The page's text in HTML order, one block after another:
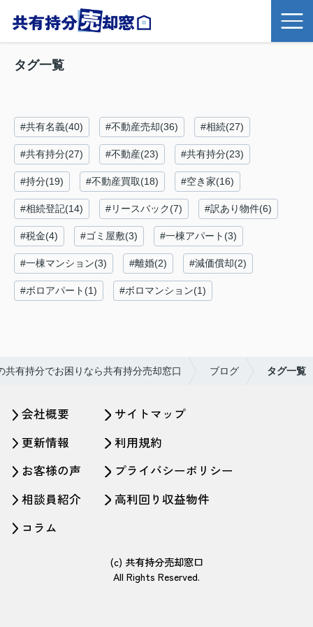
タグ一覧
#共有名義(40) #不動産売却(36) #相続(27)
#共有持分(27) #不動産(23) #共有持分(23)
#持分(19) #不動産買取(18) #空き家(16)
#相続登記(14) #リースバック(7) #訳あり物件(6)
#税金(4) #ゴミ屋敷(3) #一棟アパート(3)
#一棟マンション(3) #離婚(2) #減価償却(2)
#ボロアパート(1) #ボロマンション(1)
共有持分でお困りなら共有持分売却窓口 ブログ タグ一覧
会社概要
更新情報
お客様の声
相談員紹介
コラム
サイトマップ
利用規約
プライバシーポリシー
高利回り収益物件
(c) 共有持分売却窓口
All Rights Reserved.